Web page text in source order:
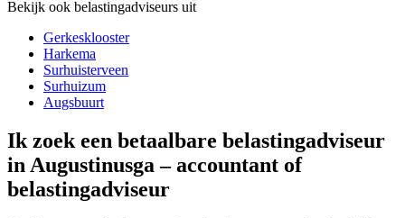
Bekijk ook belastingadviseurs uit
Gerkesklooster
Harkema
Surhuisterveen
Surhuizum
Augsbuurt
Ik zoek een betaalbare belastingadviseur
in Augustinusga – accountant of
belastingadviseur